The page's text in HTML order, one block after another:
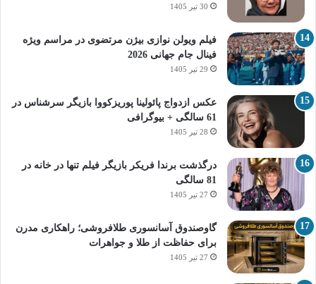
30 تیر 1405
فیلم ویولن نوازی بیژن مرتضوی در مراسم ویژه
فینال جام جهانی 2026
29 تیر 1405
عکس ازدواج پائولینا پوریزکووا بازیگر سرشناس در
61 سالگی + بیوگرافی
28 تیر 1405
درگذشت برندا فریکر بازیگر فیلم تنها در خانه در
81 سالگی
27 تیر 1405
گاوصندوق آسانسوری طلافروشی؛ راهکاری مدرن
برای حفاظت از طلا و جواهرات
27 تیر 1405